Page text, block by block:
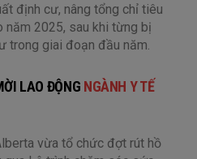
định cư, nâng tổng chỉ tiêu
năm 2025, sau khi từng bị
trong giai đoạn đầu năm.
LAO ĐỘNG NGÀNH Y TẾ
vừa tổ chức đợt rút hồ